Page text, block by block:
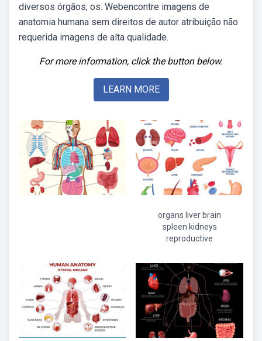
diversos órgãos, os. Webencontre imagens de
anatomia humana sem direitos de autor atribuição não
requerida imagens de alta qualidade.
For more information, click the button below.
LEARN MORE
organs liver brain
spleen kidneys
reproductive